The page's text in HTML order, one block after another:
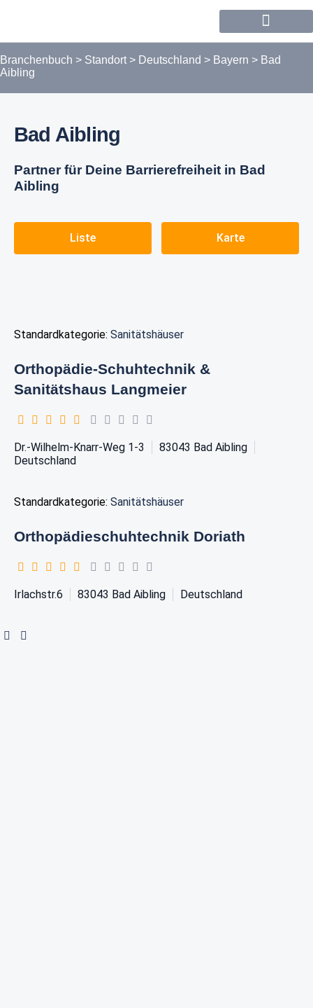
Branchenbuch > Standort > Deutschland > Bayern > Bad
Aibling
Bad Aibling
Partner für Deine Barrierefreiheit in Bad
Aibling
Liste Karte
Standardkategorie: Sanitätshäuser
Orthopädie-Schuhtechnik &
Sanitätshaus Langmeier
Dr.-Wilhelm-Knarr-Weg 1-3 83043 Bad Aibling
Deutschland
Standardkategorie: Sanitätshäuser
Orthopädieschuhtechnik Doriath
Irlachstr.6 83043 Bad Aibling Deutschland